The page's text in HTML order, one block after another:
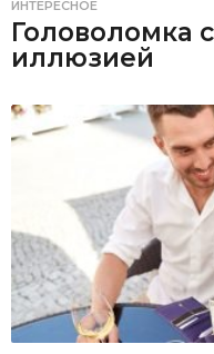
ИНТЕРЕСНОЕ
Головоломка
иллюзией